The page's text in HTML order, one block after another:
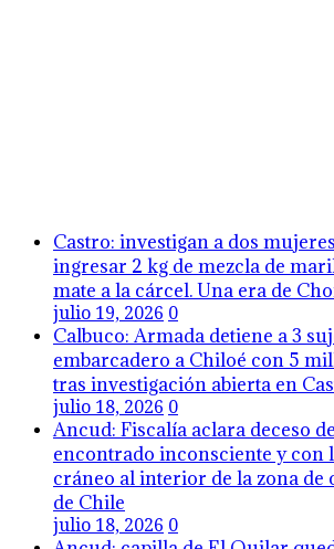
Castro: investigan a dos
ingresar 2 kg de mezcla de
mate a la cárcel. Una era de
julio 19, 2026 0
Calbuco: Armada detiene a 3
embarcadero a Chiloé con 5
tras investigación abierta en
julio 18, 2026 0
Ancud: Fiscalía aclara deceso
encontrado inconsciente y con
cráneo al interior de la zona de
de Chile
julio 18, 2026 0